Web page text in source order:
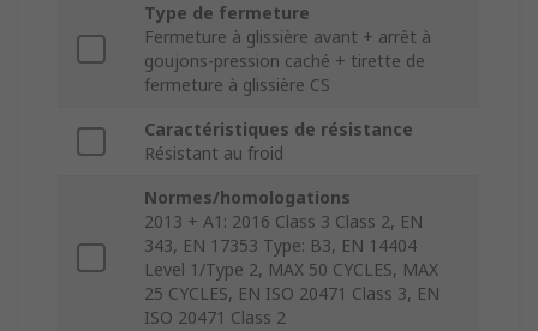
Type de fermeture
Fermeture à glissière avant + arrêt à
goujons-pression caché + tirette de
fermeture à glissière CS
Caractéristiques de résistance
Résistant au froid
Normes/homologations
2013 + A1: 2016 Class 3 Class 2, EN
343, EN 17353 Type: B3, EN 14404
Level 1/Type 2, MAX 50 CYCLES, MAX
25 CYCLES, EN ISO 20471 Class 3, EN
ISO 20471 Class 2